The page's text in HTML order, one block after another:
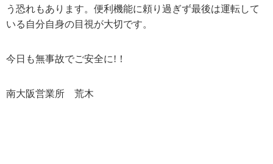
う恐れもあります。便利機能に頼り過ぎず最後は運転して
いる自分自身の目視が大切です。
今日も無事故でご安全に!！
南大阪営業所 荒木